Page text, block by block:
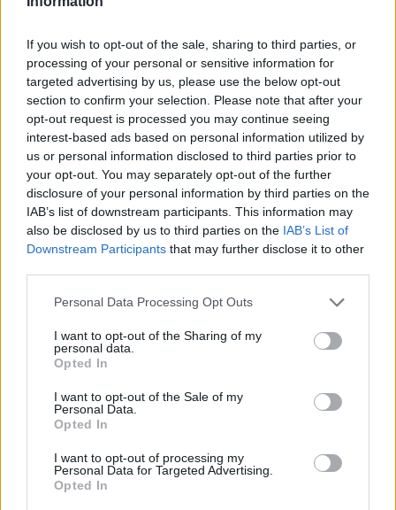
If you wish to opt-out of the sale, sharing to third parties, or
processing of your personal or sensitive information for
targeted advertising by us, please use the below opt-out
section to confirm your selection. Please note that after your
opt-out request is processed you may continue seeing
interest-based ads based on personal information utilized by
us or personal information disclosed to third parties prior to
your opt-out. You may separately opt-out of the further
disclosure of your personal information by third parties on the
IAB’s list of downstream participants. This information may
also be disclosed by us to third parties on the IAB’s List of
Downstream Participants that may further disclose it to other
Personal Data Processing Opt Outs
I want to opt-out of the Sharing of my
personal data.
Opted In
I want to opt-out of the Sale of my
Personal Data.
Opted In
I want to opt-out of processing my
Personal Data for Targeted Advertising.
Opted In
2026. augusztus 07., péntek
Nem csak a medvék, a szemetelők
ellen is védekezik
Gyergyószentmiklós